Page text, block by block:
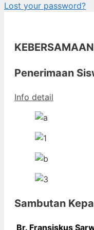
Lost your password?
Penerimaan
Info detail
Sambutan
Br. Fransiskus